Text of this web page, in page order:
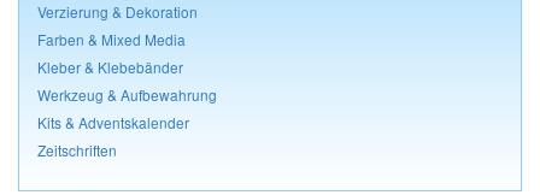
Verzierung & Dekoration
Farben & Mixed Media
Kleber & Klebebänder
Werkzeug & Aufbewahrung
Kits & Adventskalender
Zeitschriften